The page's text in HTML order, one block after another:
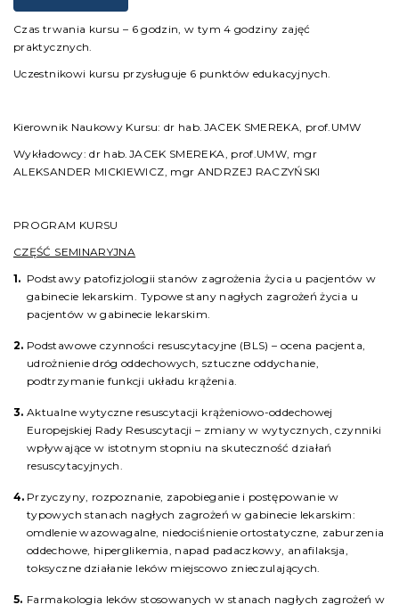
Czas trwania kursu – 6 godzin, w tym 4 godziny zajęć
praktycznych.
Uczestnikowi kursu przysługuje 6 punktów edukacyjnych.
Kierownik Naukowy Kursu: dr hab.JACEK SMEREKA, prof.UMW
Wykładowcy: dr hab.JACEK SMEREKA, prof.UMW, mgr
ALEKSANDER MICKIEWICZ, mgr ANDRZEJ RACZYŃSKI
PROGRAM KURSU
CZĘŚĆ SEMINARYJNA
Podstawy patofizjologii stanów zagrożenia życia u pacjentów w
gabinecie lekarskim. Typowe stany nagłych zagrożeń życia u
pacjentów w gabinecie lekarskim.
Podstawowe czynności resuscytacyjne (BLS) – ocena pacjenta,
udrożnienie dróg oddechowych, sztuczne oddychanie,
podtrzymanie funkcji układu krążenia.
Aktualne wytyczne resuscytacji krążeniowo-oddechowej
Europejskiej Rady Resuscytacji – zmiany w wytycznych, czynniki
wpływające w istotnym stopniu na skuteczność działań
resuscytacyjnych.
Przyczyny, rozpoznanie, zapobieganie i postępowanie w
typowych stanach nagłych zagrożeń w gabinecie lekarskim:
omdlenie wazowagalne, niedociśnienie ortostatyczne, zaburzenia
oddechowe, hiperglikemia, napad padaczkowy, anafilaksja,
toksyczne działanie leków miejscowo znieczulających.
Farmakologia leków stosowanych w stanach nagłych zagrożeń w